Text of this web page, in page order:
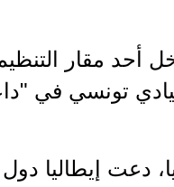
أحد مقار
تونسي في
دعت إيطاليا دول